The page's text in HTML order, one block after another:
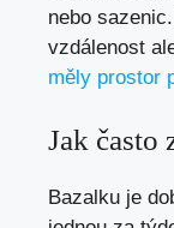
nebo
vzdálenost
měly prostor
Jak často
Bazalku je